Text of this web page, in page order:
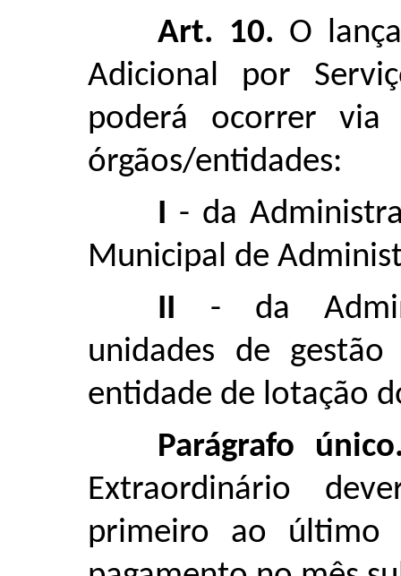
Art. 10. O
Adicional por
poderá ocorrer via
órgãos/entidades:
I - da
Municipal de
II - da
unidades de
entidade de lotação
Parágrafo
Extraordinário
primeiro ao